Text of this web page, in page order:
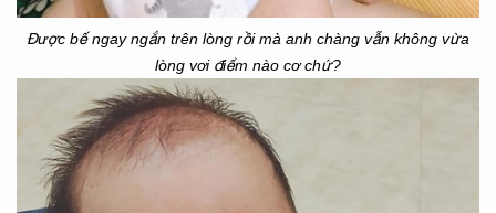
Được bế ngay ngắn trên lòng rồi mà anh chàng vẫn không vừa
lòng vơi điểm nào cơ chứ?